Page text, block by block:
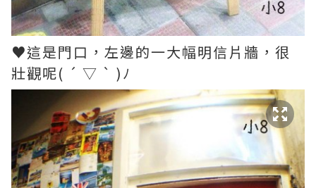
♥這是門口，左邊的一大幅明信片牆，很
壯觀呢( ´ ▽ ` )ﾉ